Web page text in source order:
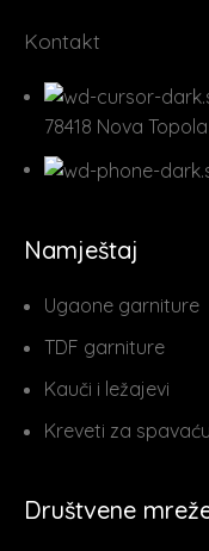
Kontakt
78418 Nova
Namještaj
Ugaone garniture
TDF garniture
Kauči i ležajevi
Kreveti za
Društvene